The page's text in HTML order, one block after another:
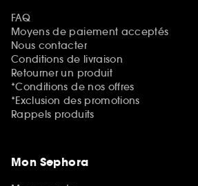
FAQ
Moyens de paiement acceptés
Nous contacter
Conditions de livraison
Retourner un produit
*Conditions de nos offres
*Exclusion des promotions
Rappels produits
Mon Sephora